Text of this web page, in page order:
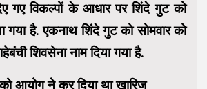
गए विकल्पों के आधार पर शिंदे गुट को
गया है. एकनाथ शिंदे गुट को सोमवार को
शिवसेना नाम दिया गया है.
आयोग ने कर दिया था खारिज